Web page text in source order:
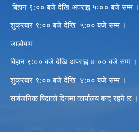
बिहान ९:०० बजे देखि अपराह्न ५ः०० बजे सम्म ।
शुक्रबार ९:०० बजे देखि ५:०० बजे सम्म ।
जाडोयामः
बिहान ९:०० बजे देखि अपराह्न ४ः०० बजे सम्म ।
शुक्रबार ९:०० बजे देखि ४:०० बजे सम्म ।
सार्बजनिक बिदाको दिनमा कार्यालय बन्द रहने छ ।